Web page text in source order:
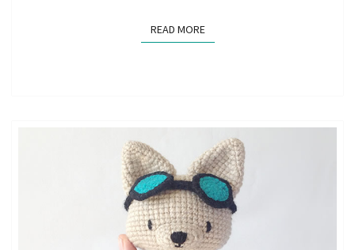
READ MOREREAD MORE